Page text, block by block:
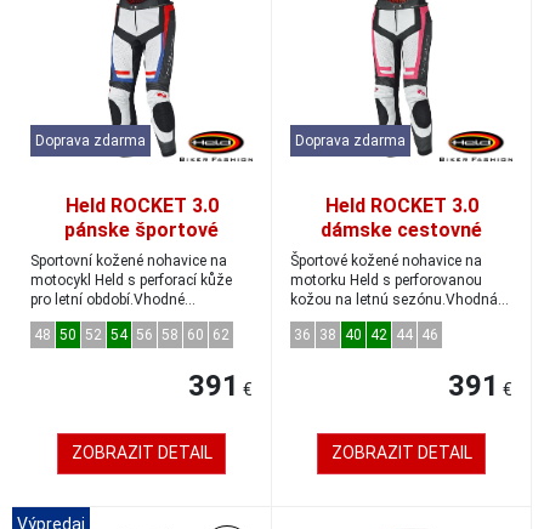
Doprava zdarma
Held ROCKET 3.0
pánske športové
kožené nohavice biela/
červená/modrá veľkosť
50
Sportovní kožené nohavice na
motocykl Held s perforací kůže
pro letní období.Vhodné
kombinovať sa šp...
48 50 52 54 56 58 60 62
391 €
ZOBRAZIT DETAIL
Doprava zdarma
Held ROCKET 3.0
dámske cestovné
kožené nohavice
biela/ružová
Športové kožené nohavice na
motorku Held s perforovanou
kožou na letnú sezónu.Vhodná
kombinácia so š...
36
38 40 42 44 46
391 €
ZOBRAZIT DETAIL
Výpredaj